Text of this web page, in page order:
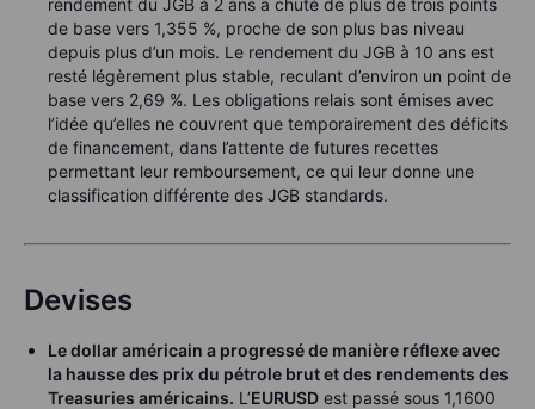
rendement du JGB à 2 ans a chuté de plus de trois points
de base vers 1,355 %, proche de son plus bas niveau
depuis plus d’un mois. Le rendement du JGB à 10 ans est
resté légèrement plus stable, reculant d’environ un point de
base vers 2,69 %. Les obligations relais sont émises avec
l’idée qu’elles ne couvrent que temporairement des déficits
de financement, dans l’attente de futures recettes
permettant leur remboursement, ce qui leur donne une
classification différente des JGB standards.
Devises
Le dollar américain a progressé de manière réflexe avec
la hausse des prix du pétrole brut et des rendements des
Treasuries américains. L’EURUSD est passé sous 1,1600